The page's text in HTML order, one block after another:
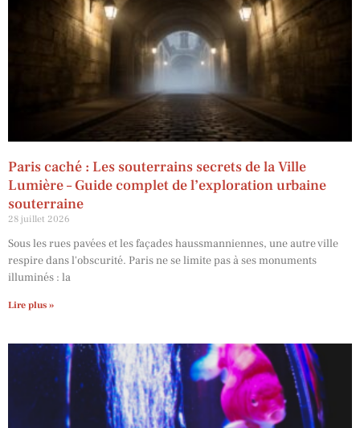
Paris caché : Les souterrains secrets de la Ville
Lumière – Guide complet de l’exploration urbaine
souterraine
28 juillet 2026
Sous les rues pavées et les façades haussmanniennes, une autre ville
respire dans l'obscurité. Paris ne se limite pas à ses monuments
illuminés : la
Lire plus »